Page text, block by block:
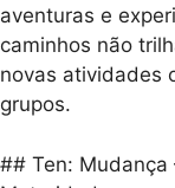
aventuras e
caminhos não
novas atividades
grupos.
## Ten: Mudança